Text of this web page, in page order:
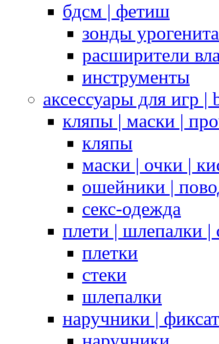
бдсм | фетиш
зонды
расширители
инструменты
аксессуары для игр |
кляпы | маски |
кляпы
маски | очки |
ошейники |
секс-одежда
плети | шлепалки |
плетки
стеки
шлепалки
наручники |